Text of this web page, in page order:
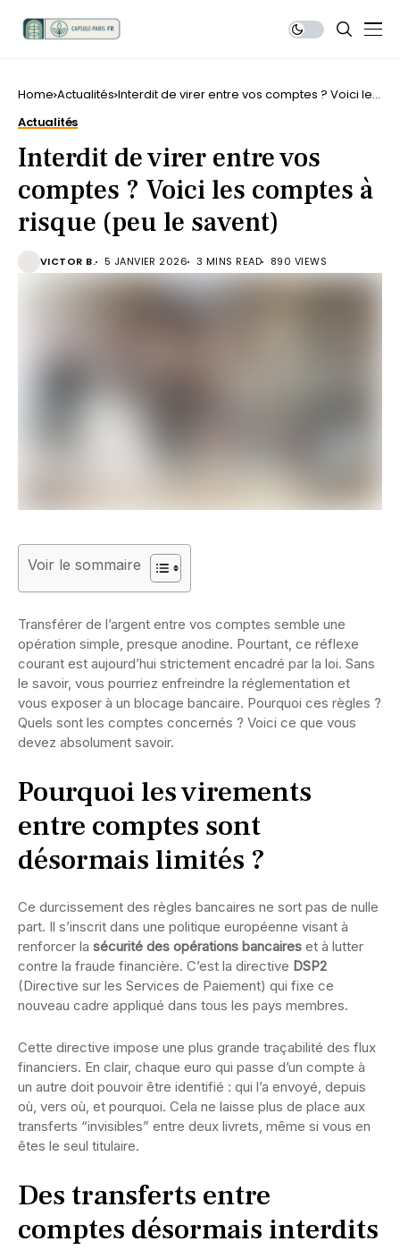
Home Actualités Interdit de virer entre vos comptes ? Voici les
Actualités
Interdit de virer entre vos
comptes ? Voici les comptes à
risque (peu le savent)
VICTOR B. 5 JANVIER 2026 3 MINS READ 890 VIEWS
Voir le sommaire
Transférer de l’argent entre vos comptes semble une
opération simple, presque anodine. Pourtant, ce réflexe
courant est aujourd’hui strictement encadré par la loi. Sans
le savoir, vous pourriez enfreindre la réglementation et
vous exposer à un blocage bancaire. Pourquoi ces règles ?
Quels sont les comptes concernés ? Voici ce que vous
devez absolument savoir.
Pourquoi les virements
entre comptes sont
désormais limités ?
Ce durcissement des règles bancaires ne sort pas de nulle
part. Il s’inscrit dans une politique européenne visant à
renforcer la sécurité des opérations bancaires et à lutter
contre la fraude financière. C’est la directive DSP2
(Directive sur les Services de Paiement) qui fixe ce
nouveau cadre appliqué dans tous les pays membres.
Cette directive impose une plus grande traçabilité des flux
financiers. En clair, chaque euro qui passe d’un compte à
un autre doit pouvoir être identifié : qui l’a envoyé, depuis
où, vers où, et pourquoi. Cela ne laisse plus de place aux
transferts “invisibles” entre deux livrets, même si vous en
êtes le seul titulaire.
Des transferts entre
comptes désormais interdits